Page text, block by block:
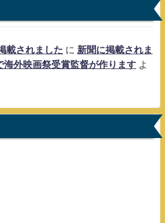
載されました に 新聞に掲載されま
海外映画祭受賞監督が作ります よ